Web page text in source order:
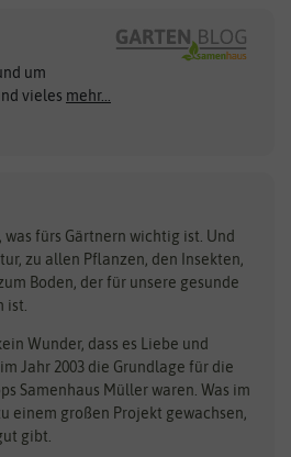
Clever Pots
COMPO
Dürr-Samen
Feldsaaten Freudenberger
Fertil
Flora Elite
um
vieles mehr...
was fürs Gärtnern wichtig ist. Und
zu allen Pflanzen, den Insekten,
Boden, der für unsere gesunde
ist.
Wunder, dass es Liebe und
Jahr 2003 die Grundlage für die
Samenhaus Müller waren. Was im
einem großen Projekt gewachsen,
gibt.